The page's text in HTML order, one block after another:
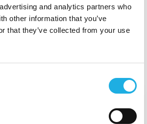
and analytics partners who
other information that you’ve
that they’ve collected from your use
VALMISTAUTUMAAN HUOMISEN
HAASTEISIIN